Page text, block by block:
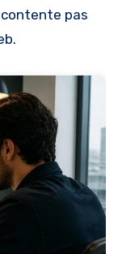
pas